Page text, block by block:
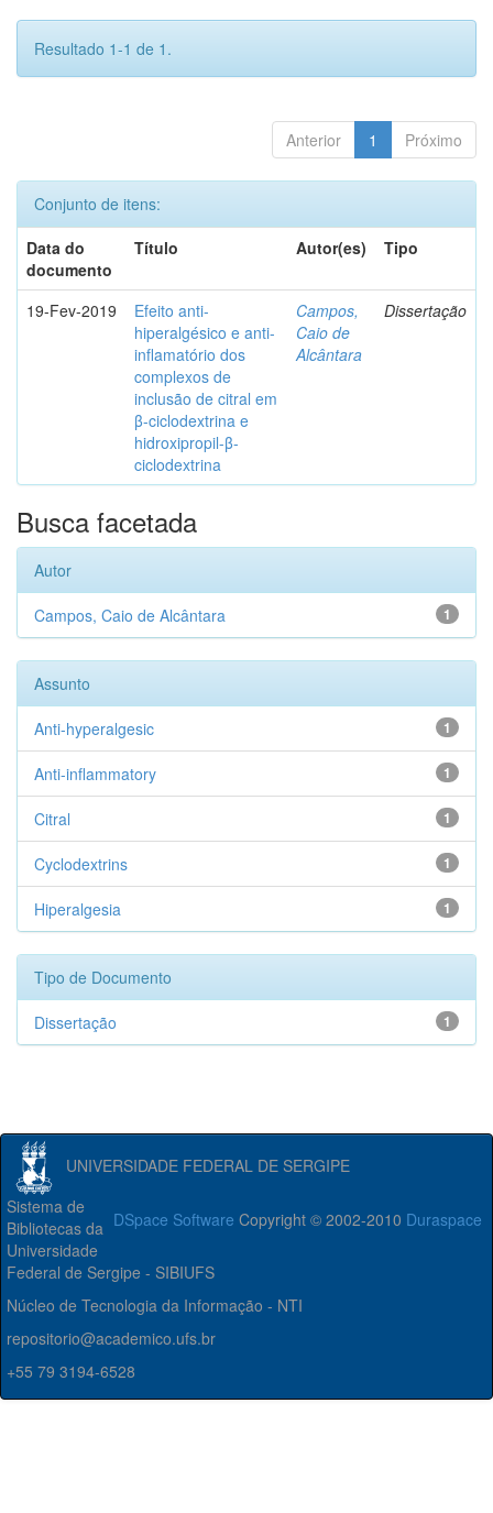
Resultado 1-1 de 1.
Anterior 1 Próximo
Conjunto de itens:
Data do
documento
Título Autor(es) Tipo
19-Fev-2019
Efeito anti-
hiperalgésico e anti-
inflamatório dos
complexos de
inclusão de citral em
β-ciclodextrina e
hidroxipropil-β-
ciclodextrina
Campos,
Caio de
Alcântara
Dissertação
Busca facetada
Autor
1
Campos, Caio de Alcântara
Assunto
1
Anti-hyperalgesic
1
Anti-inflammatory
1
Citral
1
Cyclodextrins
1
Hiperalgesia
Tipo de Documento
1
Dissertação
UNIVERSIDADE FEDERAL DE SERGIPE
DSpace Software Copyright © 2002-2010 Duraspace
Sistema de
Bibliotecas da
Universidade
Federal de Sergipe - SIBIUFS
Núcleo de Tecnologia da Informação - NTI
repositorio@academico.ufs.br
+55 79 3194-6528